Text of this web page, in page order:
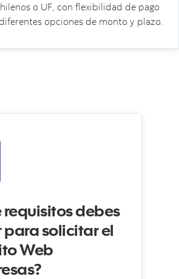
o UF, con flexibilidad de pago
opciones de monto y plazo.
requisitos debes
para solicitar el
Web